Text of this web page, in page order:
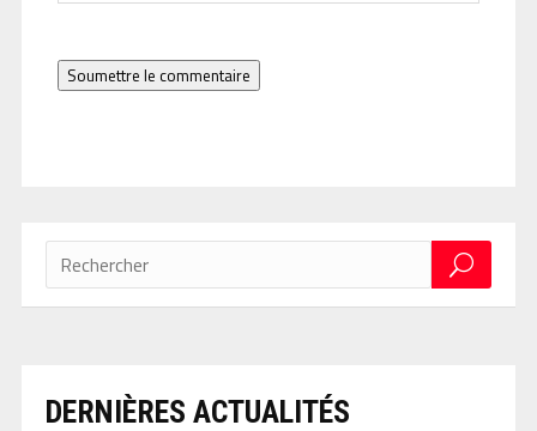
Soumettre le commentaire
DERNIÈRES ACTUALITÉS